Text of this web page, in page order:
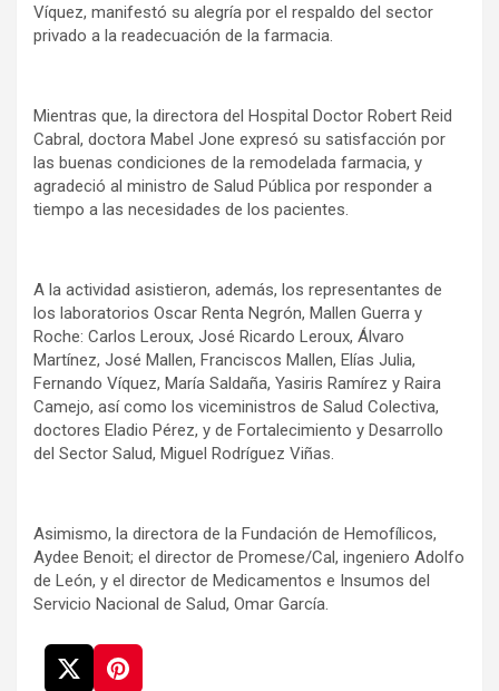
Víquez, manifestó su alegría por el respaldo del sector
privado a la readecuación de la farmacia.
Mientras que, la directora del Hospital Doctor Robert Reid
Cabral, doctora Mabel Jone expresó su satisfacción por
las buenas condiciones de la remodelada farmacia, y
agradeció al ministro de Salud Pública por responder a
tiempo a las necesidades de los pacientes.
A la actividad asistieron, además, los representantes de
los laboratorios Oscar Renta Negrón, Mallen Guerra y
Roche: Carlos Leroux, José Ricardo Leroux, Álvaro
Martínez, José Mallen, Franciscos Mallen, Elías Julia,
Fernando Víquez, María Saldaña, Yasiris Ramírez y Raira
Camejo, así como los viceministros de Salud Colectiva,
doctores Eladio Pérez, y de Fortalecimiento y Desarrollo
del Sector Salud, Miguel Rodríguez Viñas.
Asimismo, la directora de la Fundación de Hemofílicos,
Aydee Benoit; el director de Promese/Cal, ingeniero Adolfo
de León, y el director de Medicamentos e Insumos del
Servicio Nacional de Salud, Omar García.